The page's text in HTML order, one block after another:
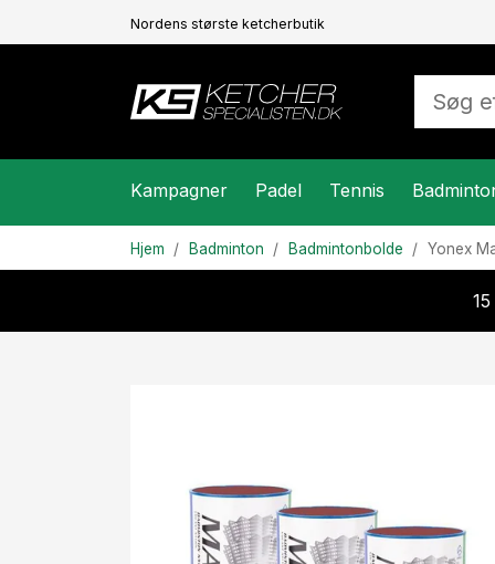
Nordens største ketcherbutik
Kampagner Padel Tennis
Hjem Badminton Badmintonbolde Yonex